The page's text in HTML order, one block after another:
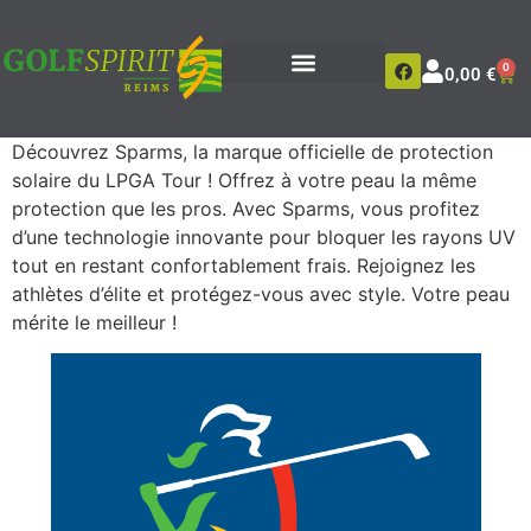
0,00 € 0
Découvrez Sparms, la marque officielle de protection
solaire du LPGA Tour ! Offrez à votre peau la même
protection que les pros. Avec Sparms, vous profitez
d’une technologie innovante pour bloquer les rayons UV
tout en restant confortablement frais. Rejoignez les
athlètes d’élite et protégez-vous avec style. Votre peau
mérite le meilleur !